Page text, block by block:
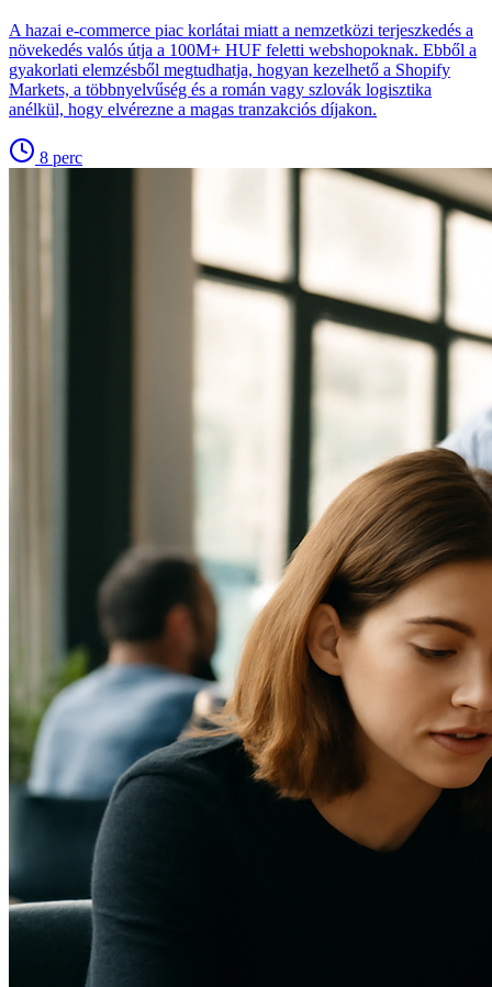
A hazai e-commerce piac korlátai miatt a nemzetközi terjeszkedés a
növekedés valós útja a 100M+ HUF feletti webshopoknak. Ebből a
gyakorlati elemzésből megtudhatja, hogyan kezelhető a Shopify
Markets, a többnyelvűség és a román vagy szlovák logisztika
anélkül, hogy elvérezne a magas tranzakciós díjakon.
8 perc